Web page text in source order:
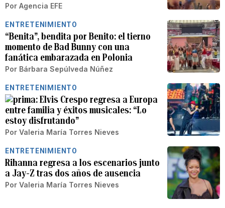
Por Agencia EFE
ENTRETENIMIENTO
“Benita”, bendita por Benito: el tierno
momento de Bad Bunny con una
fanática embarazada en Polonia
Por Bárbara Sepúlveda Núñez
ENTRETENIMIENTO
Elvis Crespo regresa a Europa
entre familia y éxitos musicales: “Lo
estoy disfrutando”
Por Valeria María Torres Nieves
ENTRETENIMIENTO
Rihanna regresa a los escenarios junto
a Jay-Z tras dos años de ausencia
Por Valeria María Torres Nieves